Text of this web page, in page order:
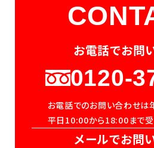
お電話でお問
0120-
お電話でのお問い合わせは
平日10:00から18:00まで
メールでお問